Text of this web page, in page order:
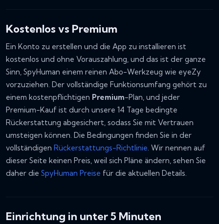
Kostenlos vs Premium
Ein Konto zu erstellen und die App zu installieren ist
kostenlos und ohne Vorauszahlung, und das ist der ganze
Sinn, SpyHuman einem reinen Abo-Werkzeug wie eyeZy
vorzuziehen. Der vollständige Funktionsumfang gehört zu
einem kostenpflichtigen Premium-Plan, und jeder
Premium-Kauf ist durch unsere 14 Tage bedingte
Rückerstattung abgesichert, sodass Sie mit Vertrauen
umsteigen können. Die Bedingungen finden Sie in der
vollständigen Rückerstattungs-Richtlinie. Wir nennen auf
dieser Seite keinen Preis, weil sich Pläne ändern, sehen Sie
daher die SpyHuman Preise für die aktuellen Details.
Einrichtung in unter 5 Minuten